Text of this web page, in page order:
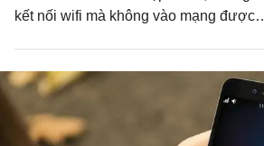
kết nối wifi mà không vào mạng